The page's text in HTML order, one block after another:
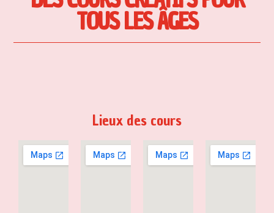
TOUS LES ÂGES
Lieux des cours